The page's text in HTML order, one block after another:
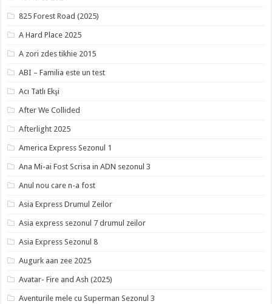
825 Forest Road (2025)
A Hard Place 2025
A zori zdes tikhie 2015
ABI – Familia este un test
Acı Tatlı Ekşi
After We Collided
Afterlight 2025
America Express Sezonul 1
Ana Mi-ai Fost Scrisa in ADN sezonul 3
Anul nou care n-a fost
Asia Express Drumul Zeilor
Asia express sezonul 7 drumul zeilor
Asia Express Sezonul 8
Augurk aan zee 2025
Avatar- Fire and Ash (2025)
Aventurile mele cu Superman Sezonul 3